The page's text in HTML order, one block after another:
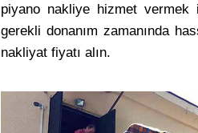
piyano nakliye hizmet vermek
gerekli donanım zamanında
nakliyat fiyatı alın.